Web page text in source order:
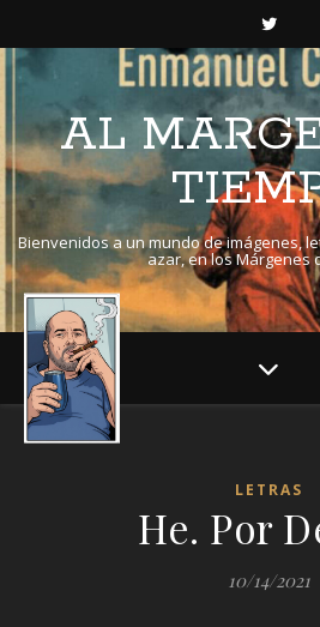
AL
Bienvenidos a un mundo de imágenes,
azar, en los Márgenes
LETRAS
He. Por
10/14/2021